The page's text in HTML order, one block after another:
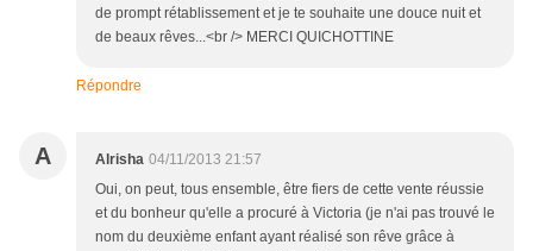
de prompt rétablissement et je te souhaite une douce nuit et
de beaux rêves...<br /> MERCI QUICHOTTINE
Répondre
A Alrisha 04/11/2013 21:57
Oui, on peut, tous ensemble, être fiers de cette vente réussie
et du bonheur qu'elle a procuré à Victoria (je n'ai pas trouvé le
nom du deuxième enfant ayant réalisé son rêve grâce à